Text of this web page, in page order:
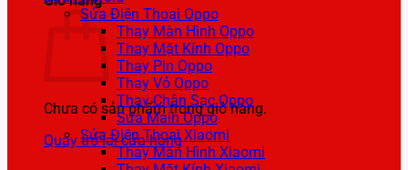
Chưa có sản phẩm trong giỏ hàng.
Quay trở lại cửa hàng
Sửa Điện Thoại Oppo
Thay Màn Hình Oppo
Thay Mặt Kính Oppo
Thay Pin Oppo
Thay Vỏ Oppo
Thay Chân Sạc Oppo
Sửa Main Oppo
Sửa Điện Thoại Xiaomi
Thay Màn Hình Xiaomi